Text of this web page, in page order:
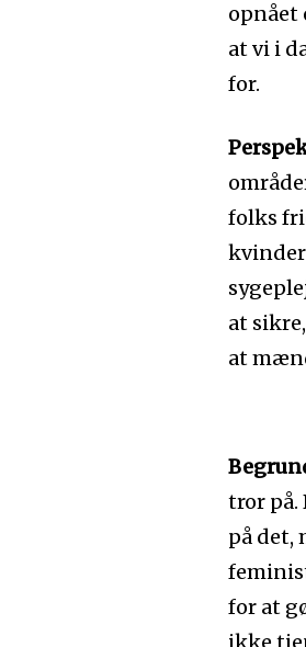
opnået
at vi i
for.
folks
at
at
tror på.
på det,
for at